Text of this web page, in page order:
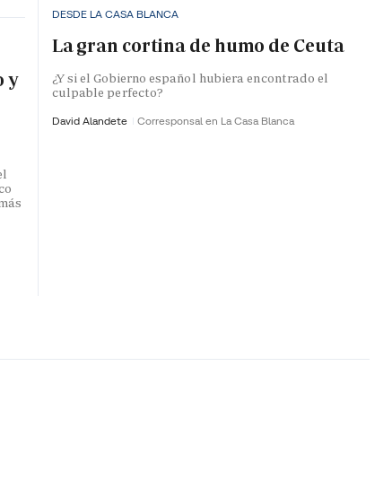
y
DESDE LA CASA BLANCA
La gran cortina de humo de Ceuta
¿Y si el Gobierno español hubiera encontrado el
culpable perfecto?
David Alandete Corresponsal en La Casa Blanca